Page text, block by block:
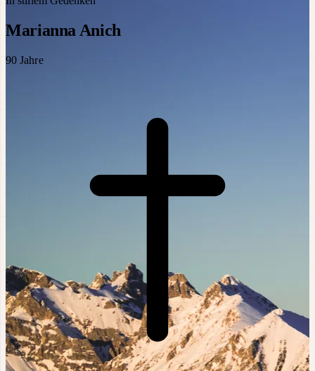
Marianna Anich
90 Jahre